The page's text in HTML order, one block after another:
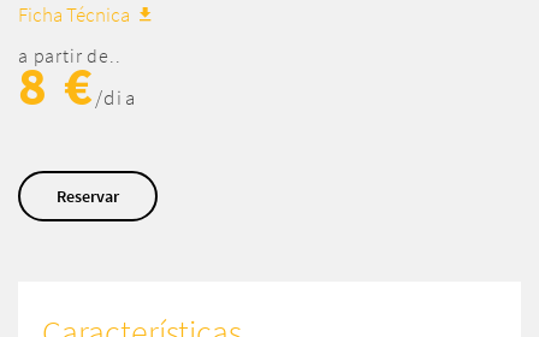
Ficha Técnica
a partir de..
8 €/dia
Reservar